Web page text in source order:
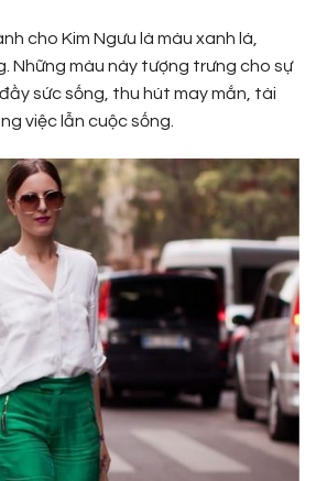
cho Kim Ngưu là màu xanh lá,
Những màu này tượng trưng cho sự
sức sống, thu hút may mắn, tài
việc lẫn cuộc sống.